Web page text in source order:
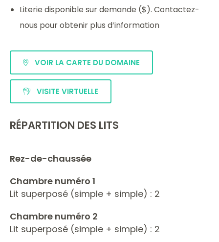
Literie disponible sur demande ($). Contactez-
nous pour obtenir plus d’information
VOIR LA CARTE DU DOMAINE
VISITE VIRTUELLE
RÉPARTITION DES LITS
Rez-de-chaussée
Chambre numéro 1
Lit superposé (simple + simple) : 2
Chambre numéro 2
Lit superposé (simple + simple) : 2